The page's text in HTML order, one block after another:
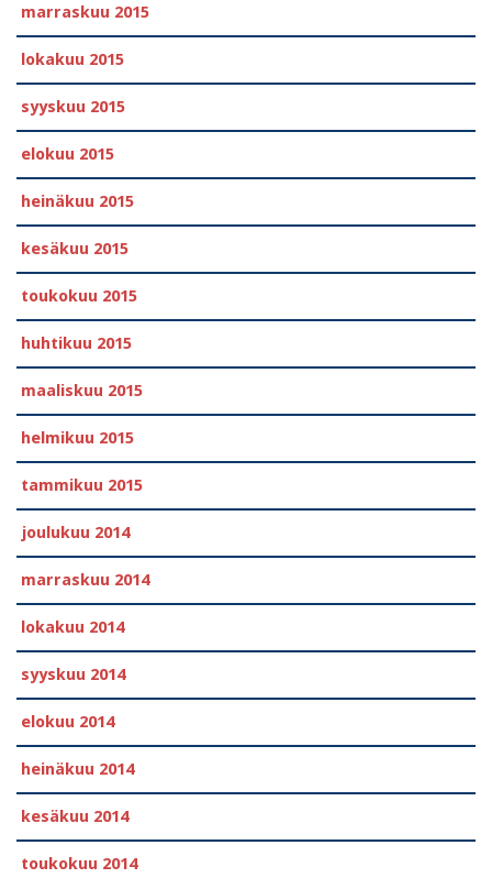
marraskuu 2015
lokakuu 2015
syyskuu 2015
elokuu 2015
heinäkuu 2015
kesäkuu 2015
toukokuu 2015
huhtikuu 2015
maaliskuu 2015
helmikuu 2015
tammikuu 2015
joulukuu 2014
marraskuu 2014
lokakuu 2014
syyskuu 2014
elokuu 2014
heinäkuu 2014
kesäkuu 2014
toukokuu 2014